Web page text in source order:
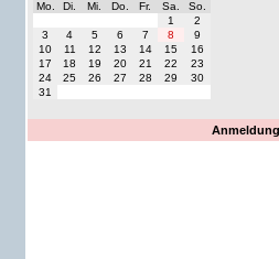
Mo.
Di. Mi. Do. Fr. Sa.
So.
1
2
3
4 5 6 7 8
9
10
11 12 13 14 15
16
17
18 19 20 21 22
23
24
25 26 27 28 29
30
31